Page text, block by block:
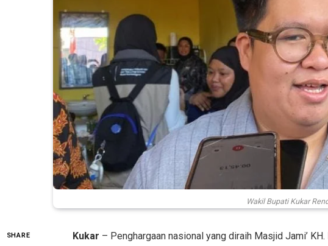
Wakil Bupati Kukar
SHARE Kukar – Penghargaan nasional yang diraih Masjid Jami’